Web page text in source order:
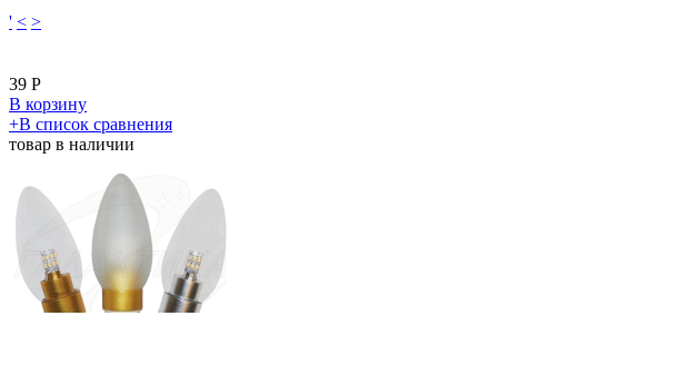
' < >
39 Р
В корзину
​+В список сравнения
товар в наличии